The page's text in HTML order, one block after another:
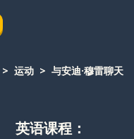
运动 与安迪·穆雷聊天
英语课程：